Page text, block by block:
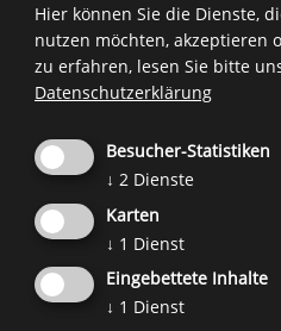
dass die Mediennutzung
Kontrolle gerät, dann
Lieber früher als zu spät.
Beratungsangebote in
Weitere Informationen:
Checkliste „Besteht bei
einer möglichen digitalen
klicksafe .
Hier können Sie die Dienste,
nutzen möchten, akzeptieren
zu erfahren, lesen Sie bitte
Datenschutzerklärung
Besucher-Statistiken
↓ 2 Dienste
Karten
↓ 1 Dienst
Eingebettete Inhalte
↓ 1 Dienst